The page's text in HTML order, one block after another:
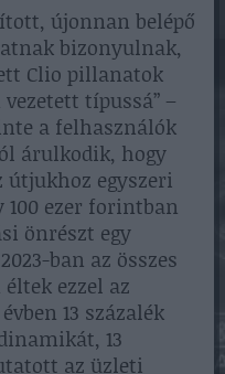
újonnan belépő
bizonyulnak,
Clio pillanatok
típussá” –
a felhasználók
árulkodik, hogy
útjukhoz egyszeri
ezer forintban
önrészt egy
ban az összes
ezzel az
13 százalék
13
az üzleti